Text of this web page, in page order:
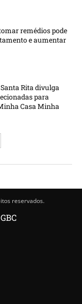
remédios pode
e aumentar
Rita divulga
para
Casa Minha
reservados.